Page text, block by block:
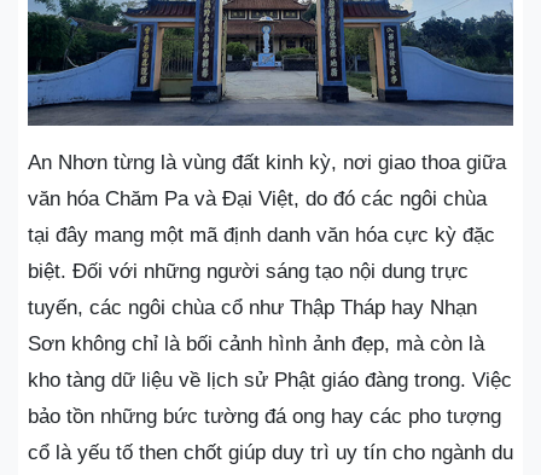
An Nhơn từng là vùng đất kinh kỳ, nơi giao thoa giữa
văn hóa Chăm Pa và Đại Việt, do đó các ngôi chùa
tại đây mang một mã định danh văn hóa cực kỳ đặc
biệt. Đối với những người sáng tạo nội dung trực
tuyến, các ngôi chùa cổ như Thập Tháp hay Nhạn
Sơn không chỉ là bối cảnh hình ảnh đẹp, mà còn là
kho tàng dữ liệu về lịch sử Phật giáo đàng trong. Việc
bảo tồn những bức tường đá ong hay các pho tượng
cổ là yếu tố then chốt giúp duy trì uy tín cho ngành du